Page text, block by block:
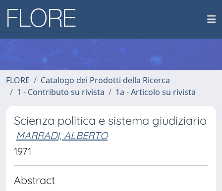
FLORE
Catalogo dei Prodotti della Ricerca
1 - Contributo su rivista
1a - Articolo su rivista
Scienza politica e sistema giudiziario
MARRADI, ALBERTO
1971
Abstract